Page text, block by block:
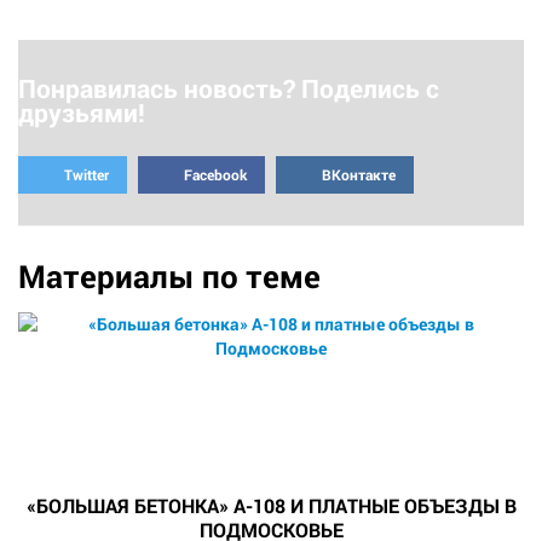
Понравилась новость? Поделись с
друзьями!
Twitter Facebook ВКонтакте
Материалы по теме
«БОЛЬШАЯ БЕТОНКА» А-108 И ПЛАТНЫЕ ОБЪЕЗДЫ В
ПОДМОСКОВЬЕ